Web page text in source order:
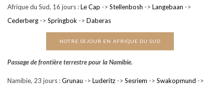
Afrique du Sud, 16 jours :Le Cap -> Stellenbosh -> Langebaan ->
Cederberg -> Springbok -> Daberas
NOTRE SEJOUR EN AFRIQUE DU SUD
Passage de frontière terrestre pour la Namibie.
Namibie, 23 jours :Grunau -> Luderitz -> Sesriem -> Swakopmund ->